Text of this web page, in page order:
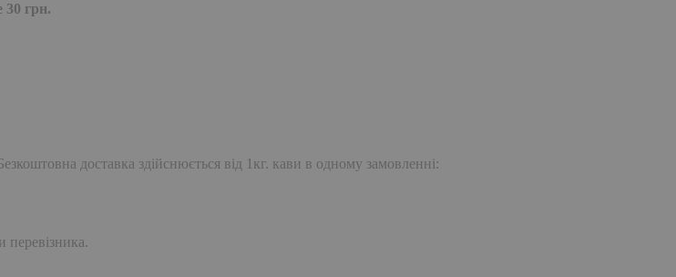
30 грн.
доставка здійснюється від 1кг. кави в одному замовленні:
перевізника.